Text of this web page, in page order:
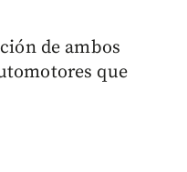
de ambos
que